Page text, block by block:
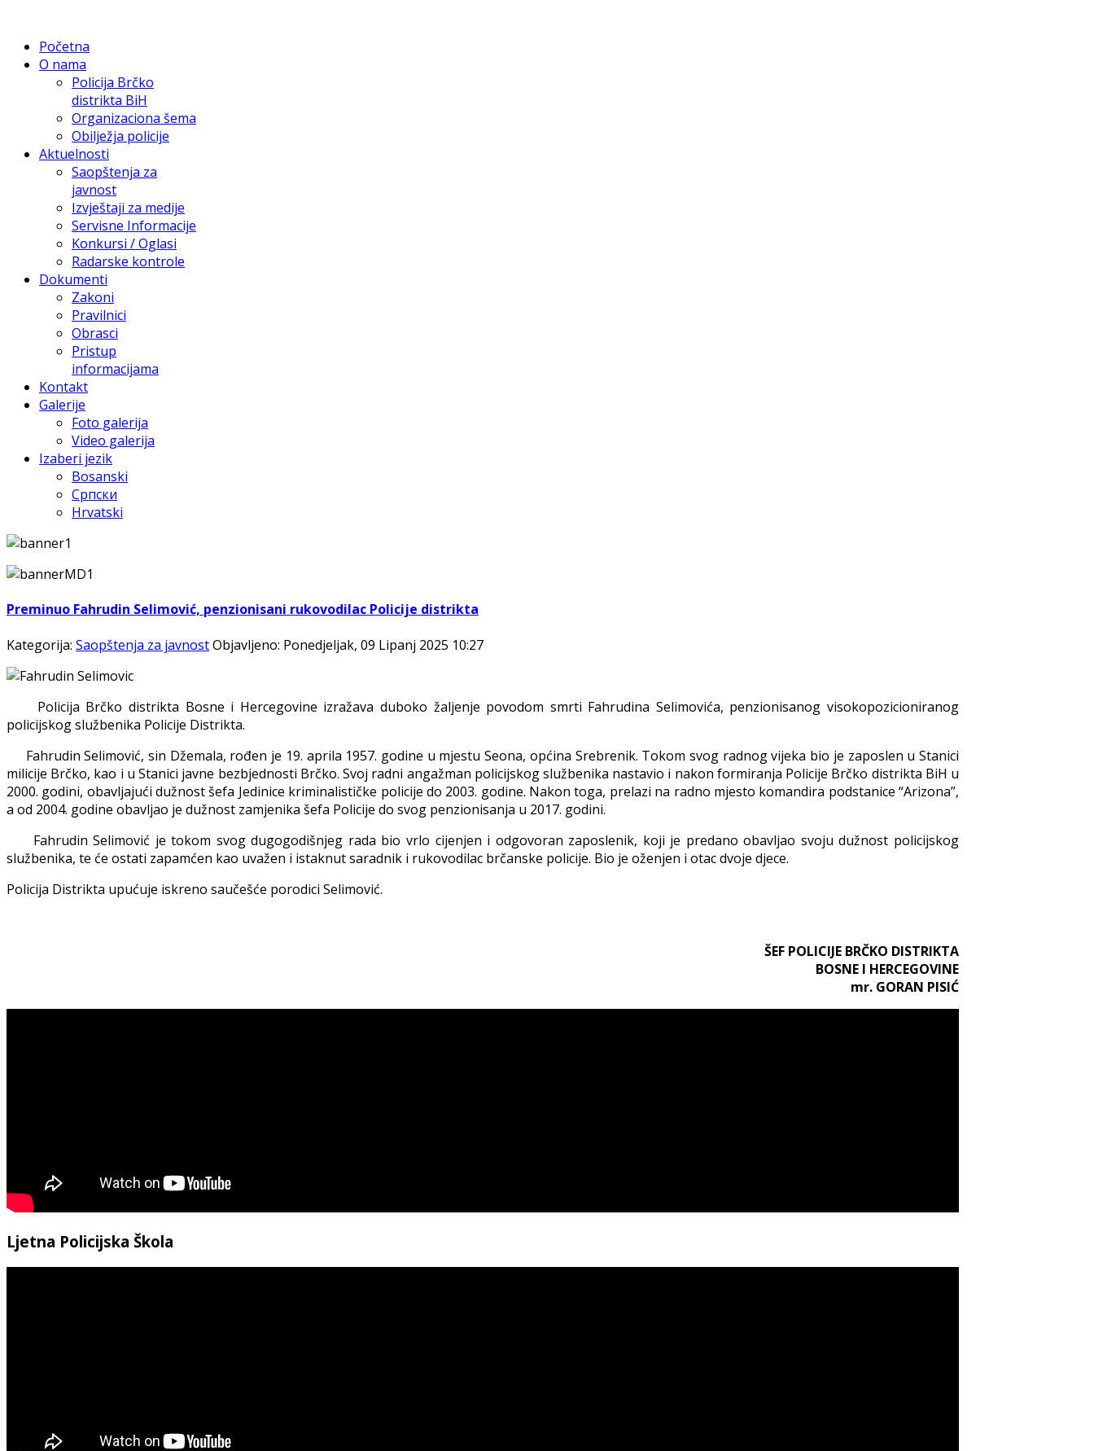
Početna
O nama
Policija Brčko
distrikta BiH
Organizaciona šema
Obilježja policije
Aktuelnosti
Saopštenja za
javnost
Izvještaji za medije
Servisne Informacije
Konkursi / Oglasi
Radarske kontrole
Dokumenti
Zakoni
Pravilnici
Obrasci
Pristup
informacijama
Kontakt
Galerije
Foto galerija
Video galerija
Izaberi jezik
Bosanski
Српски
Hrvatski
Preminuo Fahrudin Selimović, penzionisani rukovodilac Policije distrikta
Kategorija: Saopštenja za javnostObjavljeno: Ponedjeljak, 09 Lipanj 2025 10:27
Policija Brčko distrikta Bosne i Hercegovine izražava duboko žaljenje povodom smrti Fahrudina Selimovića, penzionisanog visokopozicioniranog
policijskog službenika Policije Distrikta.
Fahrudin Selimović, sin Džemala, rođen je 19. aprila 1957. godine u mjestu Seona, općina Srebrenik. Tokom svog radnog vijeka bio je zaposlen u Stanici
milicije Brčko, kao i u Stanici javne bezbjednosti Brčko. Svoj radni angažman policijskog službenika nastavio i nakon formiranja Policije Brčko distrikta BiH u
2000. godini, obavljajući dužnost šefa Jedinice kriminalističke policije do 2003. godine. Nakon toga, prelazi na radno mjesto komandira podstanice “Arizona”,
a od 2004. godine obavljao je dužnost zamjenika šefa Policije do svog penzionisanja u 2017. godini.
Fahrudin Selimović je tokom svog dugogodišnjeg rada bio vrlo cijenjen i odgovoran zaposlenik, koji je predano obavljao svoju dužnost policijskog
službenika, te će ostati zapamćen kao uvažen i istaknut saradnik i rukovodilac brčanske policije. Bio je oženjen i otac dvoje djece.
Policija Distrikta upućuje iskreno saučešće porodici Selimović.
ŠEF POLICIJE BRČKO DISTRIKTA
BOSNE I HERCEGOVINE
mr. GORAN PISIĆ
Ljetna Policijska Škola